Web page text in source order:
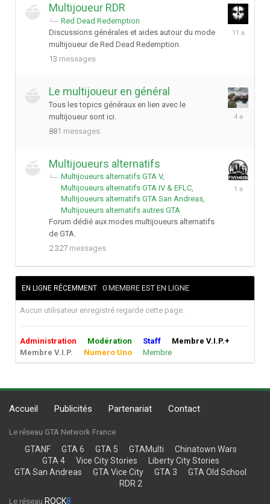
Multijoueur RDR
Red Dead Redemption
Discussions générales et aides autour du mode
multijoueur de Red Dead Redemption.
13 messages
27
Le multijoueur en général
Tous les topics généraux en lien avec le
multijoueur sont ici.
881 messages
14
Multijoueurs alternatifs
Multijoueurs alternatifs GTA V
Multijoueurs alternatifs GTA IV & EFLC
Multijoueurs alternatifs GTA San Andreas
Multijoueurs alternatifs autres GTA
Forum dédié aux modes multijoueurs alternatifs
de GTA.
2 327 messages
14
EN LIGNE RÉCEMMENT 0 MEMBRE EST EN LIGNE
Aucun utilisateur enregistré regarde cette page.
Administration Modération Staff
Membre V.I.P.+
Membre V.I.P.
Numero Uno Membre
Accueil Publicités Partenariat Contact
Le réseau GTA Network France
GTANF GTA 6 GTA 5 GTAMulti
Chinatown Wars
GTA 4
Vice City Stories
Liberty City Stories
GTA San Andreas
GTA Vice City GTA 3
GTA Old School
RDR 2
Le réseau ROCK8